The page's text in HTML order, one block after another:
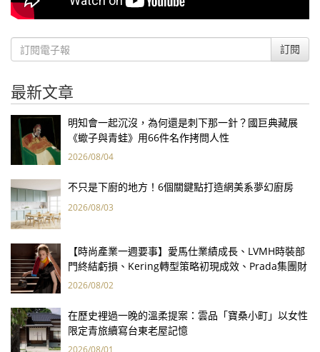
訂閱
最新文章
明知會一起沉沒，為何還是刺下那一針？國巨典藏展
《蠍子與青蛙》用66件名作拷問人性
2026/08/04
不只是下廚的地方！6個關鍵點打造網美系夢幻廚房
2026/08/03
【時尚產業一週要事】愛馬仕業績成長、LVMH時裝部
門終結虧損、Kering轉型策略初現成效、Prada集團財
報亮眼
2026/08/02
在歷史裡過一晚的溫柔提案：雲品「寶桑小町」以女性
限定青旅續寫台東老屋記憶
2026/08/01